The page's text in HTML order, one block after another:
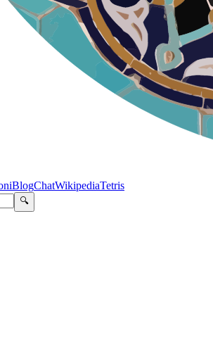
BlogChatWikipediaTetris
🔍